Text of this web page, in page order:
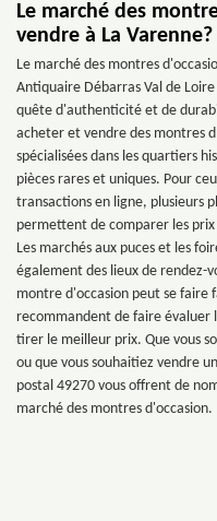
Le marché des
vendre à La Varenne?
Le marché des montres
Antiquaire Débarras Val de
quête d'authenticité et de
acheter et vendre des montres
spécialisées dans les quartiers
pièces rares et uniques. Pour
transactions en ligne, plusieurs
permettent de comparer les
Les marchés aux puces et les
également des lieux de rendez-
montre d'occasion peut se faire
recommandent de faire évaluer
tirer le meilleur prix. Que vous
ou que vous souhaitiez vendre
postal 49270 vous offrent de
marché des montres d'occasion.